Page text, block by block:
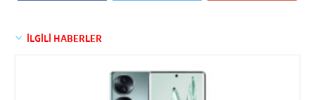
İLGİLİ HABERLER